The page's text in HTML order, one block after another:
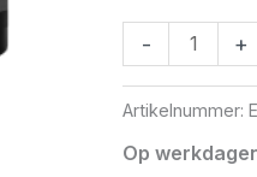
- +
Artikelnummer:
Op